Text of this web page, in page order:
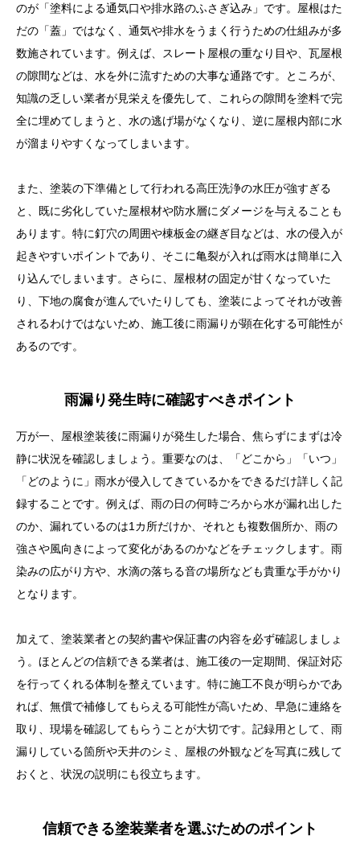
のが「塗料による通気口や排水路のふさぎ込み」です。屋根はた
だの「蓋」ではなく、通気や排水をうまく行うための仕組みが多
数施されています。例えば、スレート屋根の重なり目や、瓦屋根
の隙間などは、水を外に流すための大事な通路です。ところが、
知識の乏しい業者が見栄えを優先して、これらの隙間を塗料で完
全に埋めてしまうと、水の逃げ場がなくなり、逆に屋根内部に水
が溜まりやすくなってしまいます。
また、塗装の下準備として行われる高圧洗浄の水圧が強すぎる
と、既に劣化していた屋根材や防水層にダメージを与えることも
あります。特に釘穴の周囲や棟板金の継ぎ目などは、水の侵入が
起きやすいポイントであり、そこに亀裂が入れば雨水は簡単に入
り込んでしまいます。さらに、屋根材の固定が甘くなっていた
り、下地の腐食が進んでいたりしても、塗装によってそれが改善
されるわけではないため、施工後に雨漏りが顕在化する可能性が
あるのです。
雨漏り発生時に確認すべきポイント
万が一、屋根塗装後に雨漏りが発生した場合、焦らずにまずは冷
静に状況を確認しましょう。重要なのは、「どこから」「いつ」
「どのように」雨水が侵入してきているかをできるだけ詳しく記
録することです。例えば、雨の日の何時ごろから水が漏れ出した
のか、漏れているのは1カ所だけか、それとも複数個所か、雨の
強さや風向きによって変化があるのかなどをチェックします。雨
染みの広がり方や、水滴の落ちる音の場所なども貴重な手がかり
となります。
加えて、塗装業者との契約書や保証書の内容を必ず確認しましょ
う。ほとんどの信頼できる業者は、施工後の一定期間、保証対応
を行ってくれる体制を整えています。特に施工不良が明らかであ
れば、無償で補修してもらえる可能性が高いため、早急に連絡を
取り、現場を確認してもらうことが大切です。記録用として、雨
漏りしている箇所や天井のシミ、屋根の外観などを写真に残して
おくと、状況の説明にも役立ちます。
信頼できる塗装業者を選ぶためのポイント
屋根塗装後に雨漏りが起こるのはよくあること？